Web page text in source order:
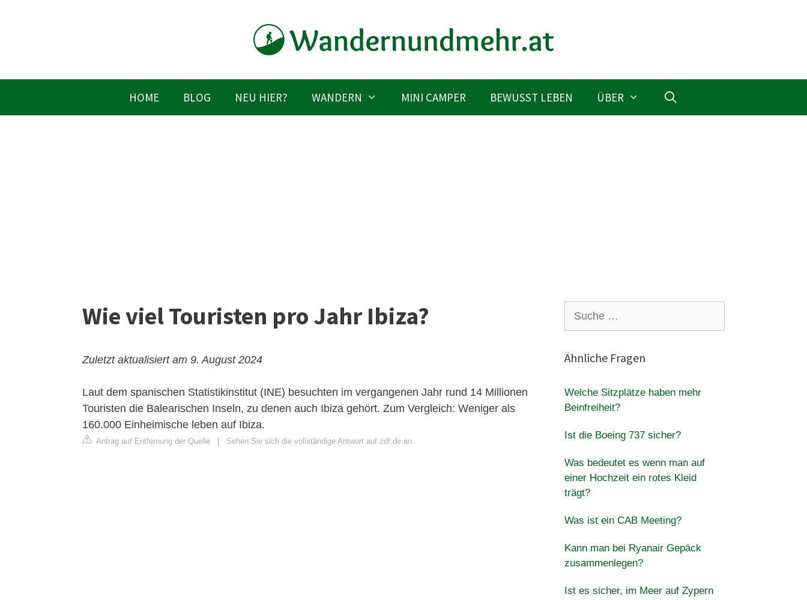
HOME BLOG NEU HIER? WANDERN MINI CAMPER BEWUSST LEBEN ÜBER
Wie viel Touristen pro Jahr Ibiza?
Zuletzt aktualisiert am 9. August 2024
Laut dem spanischen Statistikinstitut (INE) besuchten im vergangenen Jahr rund 14 Millionen
Touristen die Balearischen Inseln, zu denen auch Ibiza gehört. Zum Vergleich: Weniger als
160.000 Einheimische leben auf Ibiza.
Antrag auf Entfernung der Quelle Sehen Sie sich die vollständige Antwort auf zdf.de an
nach:
Ähnliche Fragen
Welche Sitzplätze haben mehr
Beinfreiheit?
Ist die Boeing 737 sicher?
Was bedeutet es wenn man auf
einer Hochzeit ein rotes Kleid
trägt?
Was ist ein CAB Meeting?
Kann man bei Ryanair Gepäck
zusammenlegen?
Ist es sicher, im Meer auf Zypern